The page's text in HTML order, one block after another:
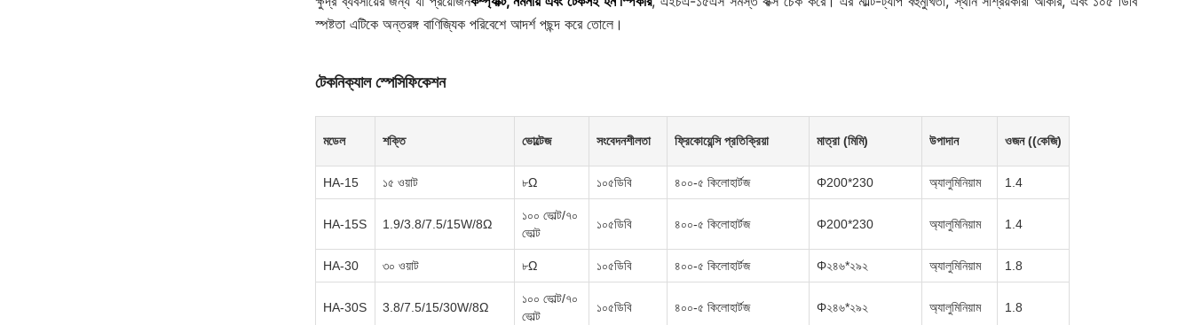
স্পষ্টতা এটিকে অন্তরঙ্গ বাণিজ্যিক পরিবেশে আদর্শ পছন্দ করে তোলে।
টেকনিক্যাল স্পেসিফিকেশন
মডেল শক্তি ভোল্টেজ সংবেদনশীলতা ফ্রিকোয়েন্সি প্রতিক্রিয়া মাত্রা (মিমি) উপাদান ওজন ((কেজি)
HA-15 ১৫ ওয়াট ৮Ω ১০৫ডিবি ৪০০-৫ কিলোহার্টজ Φ200*230 অ্যালুমিনিয়াম 1.4
HA-15S 1.9/3.8/7.5/15W/8Ω
১০০ ভোল্ট/৭০
ভোল্ট
১০৫ডিবি ৪০০-৫ কিলোহার্টজ Φ200*230 অ্যালুমিনিয়াম 1.4
HA-30 ৩০ ওয়াট ৮Ω ১০৫ডিবি ৪০০-৫ কিলোহার্টজ Φ২৪৬*২৯২ অ্যালুমিনিয়াম 1.8
HA-30S 3.8/7.5/15/30W/8Ω
১০০ ভোল্ট/৭০
ভোল্ট
১০৫ডিবি ৪০০-৫ কিলোহার্টজ Φ২৪৬*২৯২ অ্যালুমিনিয়াম 1.8